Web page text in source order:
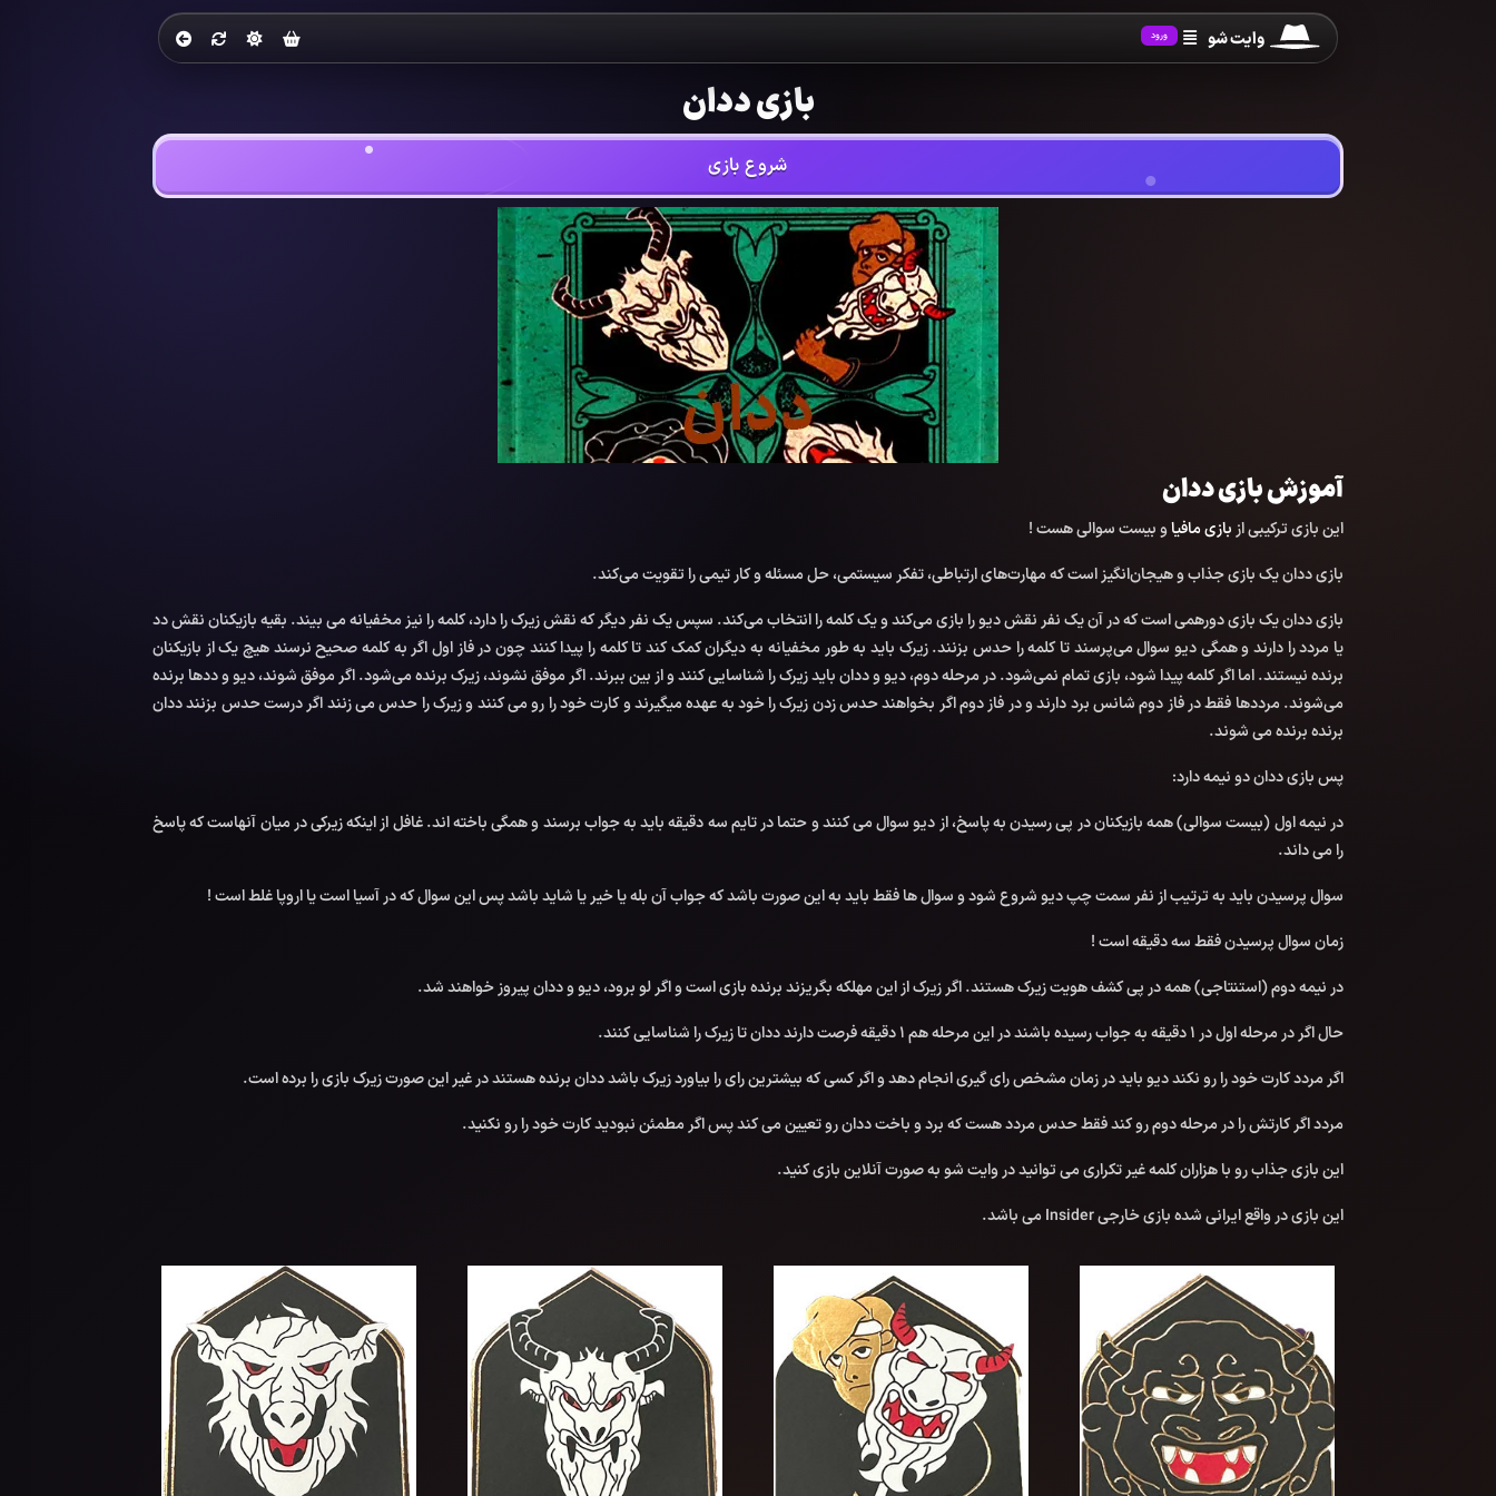
وایت شو ورود
بازی ددان
شروع بازی
آموزش بازی ددان
این بازی ترکیبی از بازی مافیاو بیست سوالی هست !
بازی ددان یک بازی جذاب و هیجان‌انگیز است که مهارت‌های ارتباطی، تفکر سیستمی، حل مسئله و کار تیمی را تقویت می‌کند.
بازی ددان یک بازی دورهمی است که در آن یک نفر نقش دیو را بازی می‌کند و یک کلمه را انتخاب می‌کند. سپس یک نفر دیگر که نقش زیرک را دارد، کلمه را نیز مخفیانه می‌ بیند. بقیه بازیکنان نقش دد
یا مردد را دارند و همگی دیو سوال می‌پرسند تا کلمه را حدس بزنند. زیرک باید به طور مخفیانه به دیگران کمک کند تا کلمه را پیدا کنند چون در فاز اول اگر به کلمه صحیح نرسند هیچ یک از بازیکنان
برنده نیستند. اما اگر کلمه پیدا شود، بازی تمام نمی‌شود. در مرحله دوم، دیو و ددان باید زیرک را شناسایی کنند و از بین ببرند. اگر موفق نشوند، زیرک برنده می‌شود. اگر موفق شوند، دیو و دد‌ها برنده
می‌شوند. مردد‌ها فقط در فاز دوم شانس برد دارند و در فاز دوم اگر بخواهند حدس زدن زیرک را خود به عهده میگیرند و کارت خود را رو می کنند و زیرک را حدس می زنند اگر درست حدس بزنند ددان
برنده برنده می شوند.
پس بازی ددان دو نیمه دارد:
در نیمه اول (بیست سوالی) همه بازیکنان در پی رسیدن به پاسخ، از دیو سوال می کنند و حتما در تایم سه دقیقه باید به جواب برسند و همگی باخته اند. غافل از اینکه زیرکی در میان آنهاست که پاسخ
را می داند.
سوال پرسیدن باید به ترتیب از نفر سمت چپ دیو شروع شود و سوال ها فقط باید به این صورت باشد که جواب آن بله یا خیر یا شاید باشد پس این سوال که در آسیا است یا اروپا غلط است !
زمان سوال پرسیدن فقط سه دقیقه است !
در نیمه دوم (استنتاجی) همه در پی کشف هویت زیرک هستند. اگر زیرک از این مهلکه بگریزند برنده بازی است و اگر لو برود، دیو و ددان پیروز خواهند شد.
حال اگر در مرحله اول در 1 دقیقه به جواب رسیده باشند در این مرحله هم 1 دقیقه فرصت دارند ددان تا زیرک را شناسایی کنند.
اگر مردد کارت خود را رو نکند دیو باید در زمان مشخص رای گیری انجام دهد و اگر کسی که بیشترین رای را بیاورد زیرک باشد ددان برنده هستند در غیر این صورت زیرک بازی را برده است.
مردد اگر کارتش را در مرحله دوم رو کند فقط حدس مردد هست که برد و باخت ددان رو تعیین می کند پس اگر مطمئن نبودید کارت خود را رو نکنید.
این بازی جذاب رو با هزاران کلمه غیر تکراری می توانید در وایت شو به صورت آنلاین بازی کنید.
این بازی در واقع ایرانی شده بازی خارجی Insider می باشد.